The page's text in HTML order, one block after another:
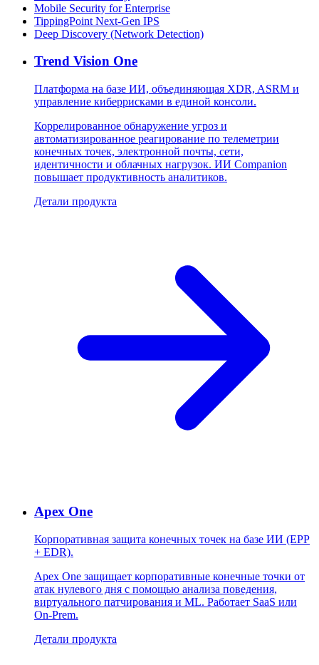
Mobile Security for Enterprise
TippingPoint Next-Gen IPS
Deep Discovery (Network Detection)
Trend Vision One
Платформа на базе ИИ, объединяющая XDR, ASRM и
управление киберрисками в единой консоли.
Коррелированное обнаружение угроз и
автоматизированное реагирование по телеметрии
конечных точек, электронной почты, сети,
идентичности и облачных нагрузок. ИИ Companion
повышает продуктивность аналитиков.
Детали продукта
Apex One
Корпоративная защита конечных точек на базе ИИ (EPP
+ EDR).
Apex One защищает корпоративные конечные точки от
атак нулевого дня с помощью анализа поведения,
виртуального патчирования и ML. Работает SaaS или
On-Prem.
Детали продукта